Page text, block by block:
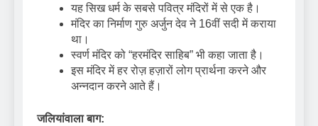
यह सिख धर्म के सबसे पवित्र मंदिरों में से एक है।
मंदिर का निर्माण गुरु अर्जुन देव ने 16वीं सदी में कराया
था।
स्वर्ण मंदिर को “हरमंदिर साहिब” भी कहा जाता है।
इस मंदिर में हर रोज़ हज़ारों लोग प्रार्थना करने और
अन्नदान करने आते हैं।
जलियांवाला बाग: